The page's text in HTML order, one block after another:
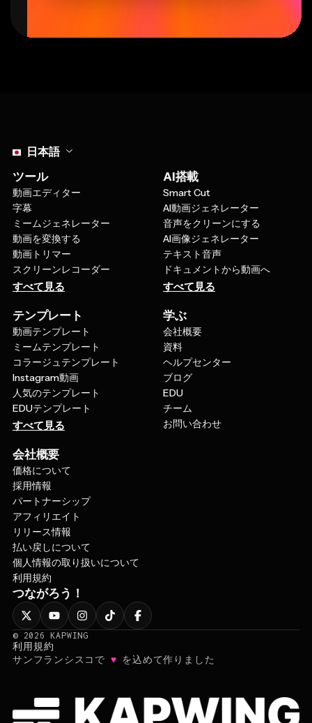
日本語
ツール
動画エディター
字幕
ミームジェネレーター
動画を変換する
動画トリマー
スクリーンレコーダー
すべて見る
AI搭載
Smart Cut
AI動画ジェネレーター
音声をクリーンにする
AI画像ジェネレーター
テキスト音声
ドキュメントから動画へ
すべて見る
テンプレート
動画テンプレート
ミームテンプレート
コラージュテンプレート
Instagram動画
人気のテンプレート
EDUテンプレート
すべて見る
学ぶ
会社概要
資料
ヘルプセンター
ブログ
EDU
チーム
お問い合わせ
会社概要
価格について
採用情報
パートナーシップ
アフィリエイト
リリース情報
払い戻しについて
個人情報の取り扱いについて
利用規約
つながろう！
© 2026
KAPWING
利用規約
サンフランシスコで ♥ を込めて作りました